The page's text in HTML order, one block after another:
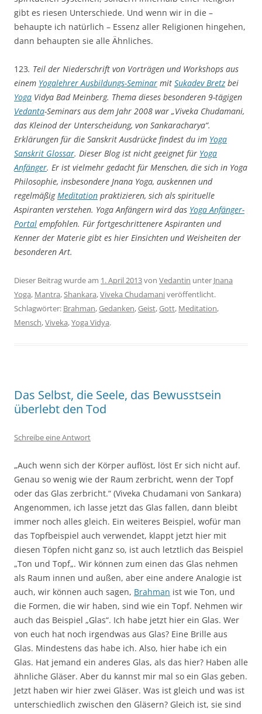
gibt es riesen Unterschiede. Und wenn wir in die –
behaupte ich natürlich – Essenz aller Religionen hingehen,
dann behaupten sie alle Ähnliches.
123. Teil der Niederschrift von Vorträgen und Workshops aus
einem Yogalehrer Ausbildungs-Seminar mit Sukadev Bretz bei
Yoga Vidya Bad Meinberg. Thema dieses besonderen 9-tägigen
Vedanta-Seminars aus dem Jahr 2008 war „Viveka Chudamani,
das Kleinod der Unterscheidung, von Sankaracharya“.
Erklärungen für die Sanskrit Ausdrücke findest du im Yoga
Sanskrit Glossar. Dieser Blog ist nicht geeignet für Yoga
Anfänger. Er ist vielmehr gedacht für Menschen, die sich in Yoga
Philosophie, insbesondere Jnana Yoga, auskennen und
regelmäßigMeditation praktizieren, sich als spirituelle
Aspiranten verstehen. Yoga Anfängern wird das YogaAnfänger-
Portal empfohlen. Für fortgeschrittenere Aspiranten und
Kenner der Materie gibt es hier Einsichten und Weisheiten der
besonderen Art.
Dieser Beitrag wurde am 1. April 2013von Vedantin unter Jnana
Yoga, Mantra,Shankara,Viveka Chudamaniveröffentlicht.
Schlagwörter: Brahman,Gedanken,Geist,Gott, Meditation,
Mensch,Viveka,Yoga Vidya.
Das Selbst, die Seele, das Bewusstsein
überlebt den Tod
Schreibe eine Antwort
„Auch wenn sich der Körper auflöst, löst Er sich nicht auf.
Genau so wenig wie der Raum zerbricht, wenn der Topf
oder das Glas zerbricht.“ (Viveka Chudamani von Sankara)
Angenommen, ich lasse jetzt das Glas fallen, dann bleibt
immer noch alles gleich. Ein weiteres Beispiel, wofür man
das Topfbeispiel auch verwendet, klappt jetzt hier mit
diesen Töpfen nicht ganz so, ist auch letztlich das Beispiel
„Ton und Topf„. Wir können zum einen das Glas nehmen
als Raum innen und außen, aber eine andere Analogie ist
auch, wir können auch sagen, Brahman ist wie Ton, und
die Formen, die wir haben, sind wie ein Topf. Nehmen wir
auch das Beispiel „Glas“. Ich habe jetzt hier ein Glas. Wer
von euch hat noch irgendwas aus Glas? Eine Brille aus
Glas. Mindestens das habe ich. Also, hier habe ich ein
Glas. Hat jemand ein anderes Glas, als das hier? Haben alle
ähnliche Gläser. Aber du kannst mir mal so ein Glas geben.
Jetzt haben wir hier zwei Gläser. Was ist gleich und was ist
unterschiedlich zwischen den Gläsern? Gleich ist, sie sind